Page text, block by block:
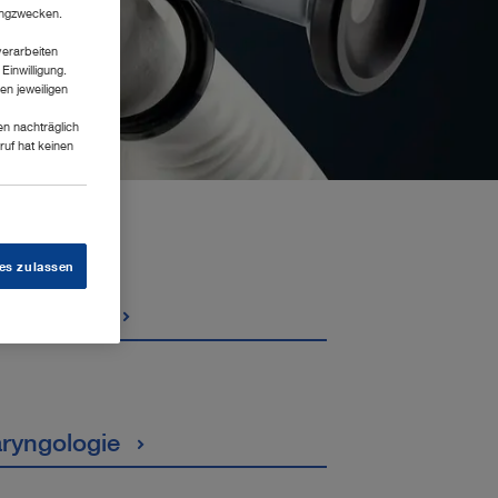
jeweiligen
nachträglich
hat keinen
zulassen